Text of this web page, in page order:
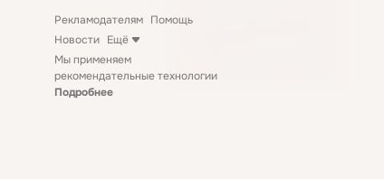
Рекламодателям Помощь
Новости Ещё
Мы применяем
рекомендательные технологии
Подробнее